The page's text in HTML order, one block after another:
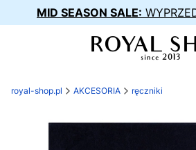
MID SEASON SALE:
royal-shop.pl AKCESORIA ręczniki